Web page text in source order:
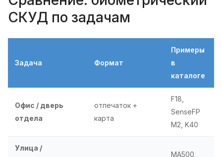
СКУД по задачам
Задача Формат
Примеры
в
каталоге
Офис / дверь
отдела
отпечаток +
карта
F18,
SenseFP
M2, K40
Улица /
MA500,